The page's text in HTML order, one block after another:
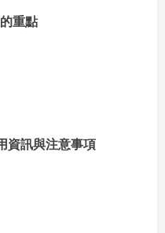
重點
資訊與注意事項